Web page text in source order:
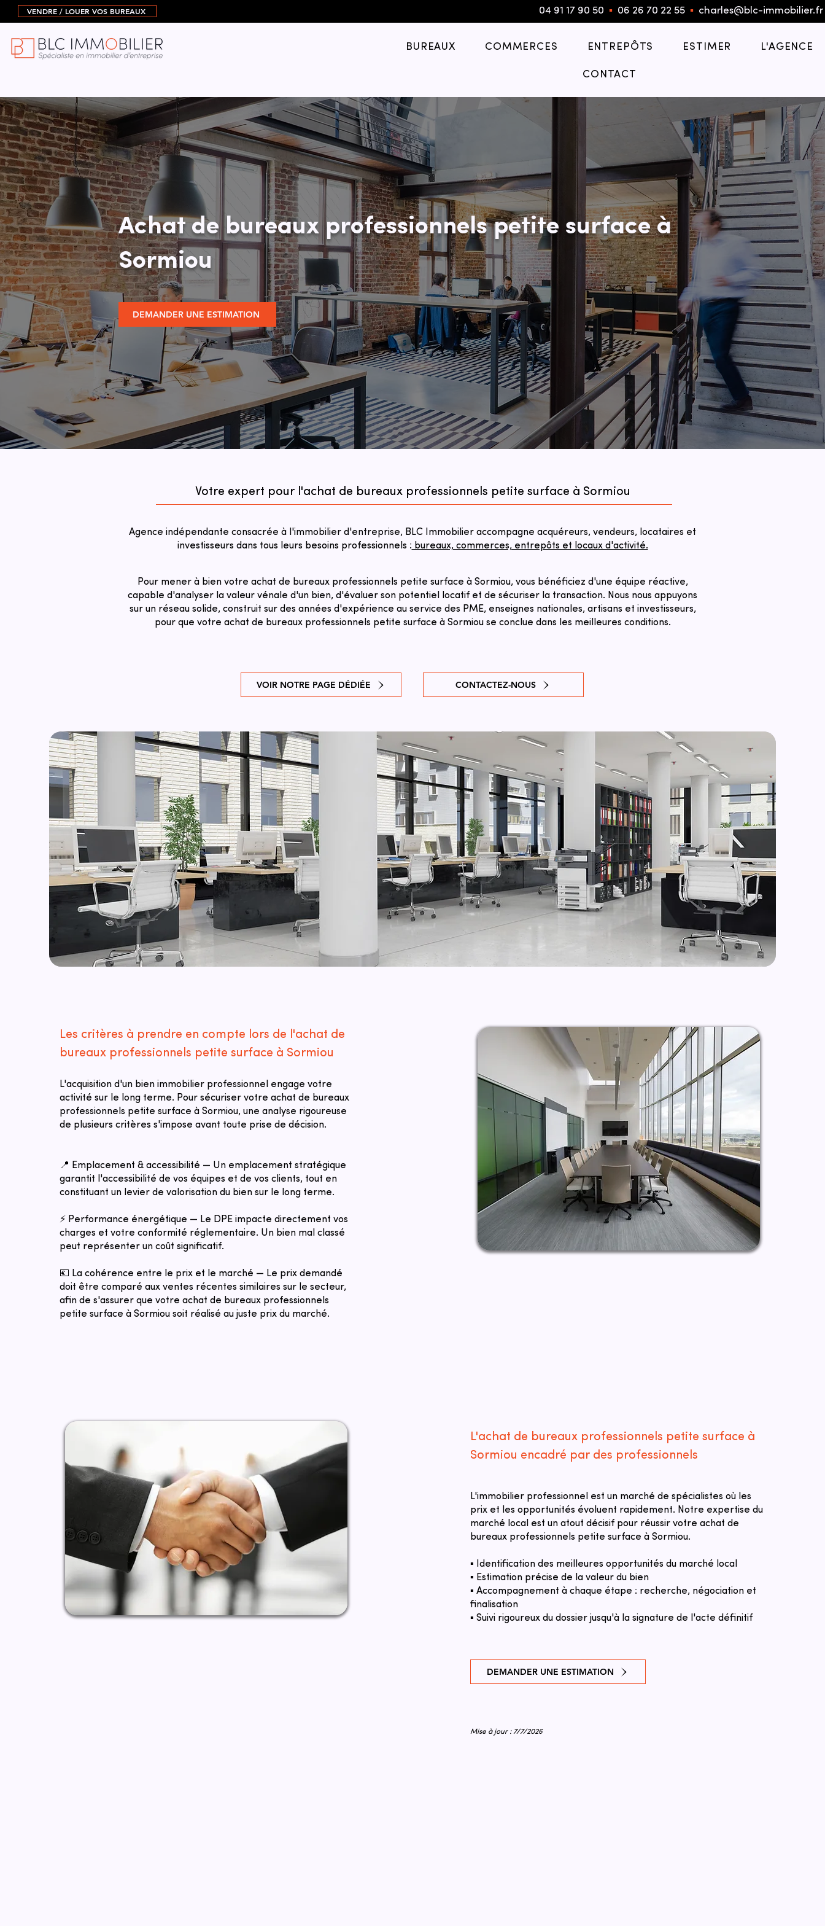
VENDRE / LOUER VOS BUREAUX 04 91 17 90 50 ▪︎ 06 26 70 22 55 ▪︎ charles@blc-immobilier.fr
BUREAUX COMMERCES ENTREPÔTS ESTIMER L'AGENCE
CONTACT
Achat de bureaux professionnels petite surface à
Sormiou
DEMANDER UNE ESTIMATION
Votre expert pour l'achat de bureaux professionnels petite surface à Sormiou
Agence indépendante consacrée à l'immobilier d'entreprise, BLC Immobilier accompagne acquéreurs, vendeurs, locataires et
investisseurs dans tous leurs besoins professionnels : bureaux, commerces, entrepôts et locaux d'activité.
Pour mener à bien votre achat de bureaux professionnels petite surface à Sormiou, vous bénéficiez d'une équipe réactive,
capable d'analyser la valeur vénale d'un bien, d'évaluer son potentiel locatif et de sécuriser la transaction. ​Nous nous appuyons
sur un réseau solide, construit sur des années d'expérience au service des PME, enseignes nationales, artisans et investisseurs,
pour que votre achat de bureaux professionnels petite surface à Sormiou se conclue dans les meilleures conditions.
VOIR NOTRE PAGE DÉDIÉE CONTACTEZ-NOUS
Les critères à prendre en compte lors de l'achat de
bureaux professionnels petite surface à Sormiou
L'acquisition d'un bien immobilier professionnel engage votre
activité sur le long terme. Pour sécuriser votre achat de bureaux
professionnels petite surface à Sormiou, une analyse rigoureuse
de plusieurs critères s'impose avant toute prise de décision.
📍 Emplacement & accessibilité — Un emplacement stratégique
garantit l'accessibilité de vos équipes et de vos clients, tout en
constituant un levier de valorisation du bien sur le long terme.
⚡ Performance énergétique — Le DPE impacte directement vos
charges et votre conformité réglementaire. Un bien mal classé
peut représenter un coût significatif.
💶 La cohérence entre le prix et le marché — Le prix demandé
doit être comparé aux ventes récentes similaires sur le secteur,
afin de s'assurer que votre achat de bureaux professionnels
petite surface à Sormiou soit réalisé au juste prix du marché.
L'achat de bureaux professionnels petite surface à
Sormiou encadré par des professionnels
L'immobilier professionnel est un marché de spécialistes où les
prix et les opportunités évoluent rapidement. Notre expertise du
marché local est un atout décisif pour réussir votre achat de
bureaux professionnels petite surface à Sormiou.
▪ Identification des meilleures opportunités du marché local
▪ Estimation précise de la valeur du bien
▪ Accompagnement à chaque étape : recherche, négociation et
finalisation
▪ Suivi rigoureux du dossier jusqu'à la signature de l'acte définitif
DEMANDER UNE ESTIMATION
Mise à jour : 7/7/2026